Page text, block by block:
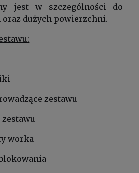
jest w szczególności do
dużych powierzchni.
zestawu
worka